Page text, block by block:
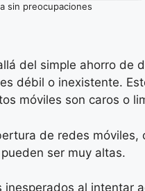
sin preocupaciones
del simple ahorro de
débil o inexistente.
móviles son caros o
de redes
ser muy altas.
al intentar